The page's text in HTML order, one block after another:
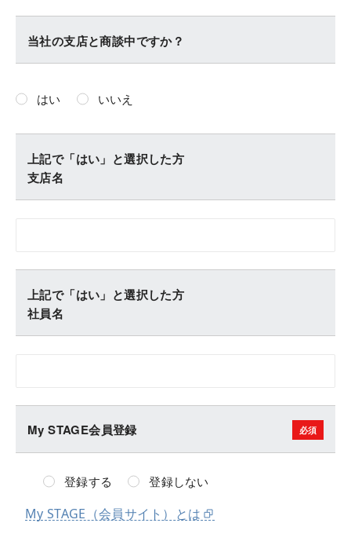
当社の支店と商談中ですか？
はい いいえ
上記で「はい」と選択した方
支店名
上記で「はい」と選択した方
社員名
My STAGE会員登録
登録する 登録しない
My STAGE（会員サイト）とは